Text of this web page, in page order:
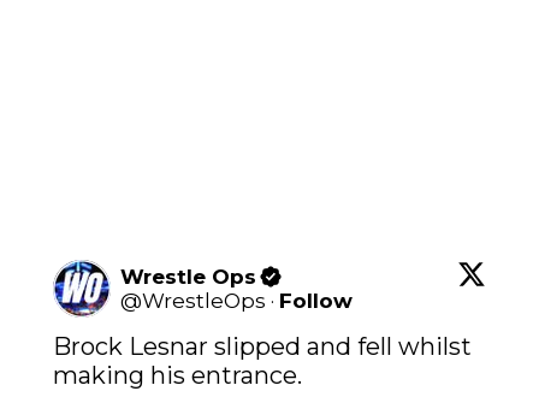
Wrestle Ops
@WrestleOps · Follow
Brock Lesnar slipped and fell whilst
making his entrance.